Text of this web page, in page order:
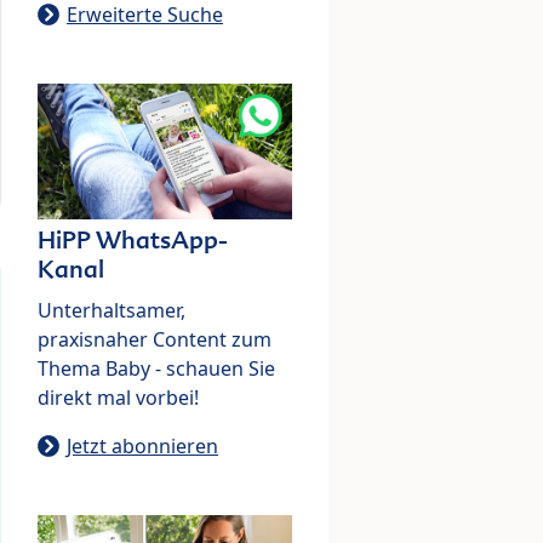
Erweiterte Suche
HiPP WhatsApp-
Kanal
Unterhaltsamer,
praxisnaher Content zum
Thema Baby - schauen Sie
direkt mal vorbei!
Jetzt abonnieren